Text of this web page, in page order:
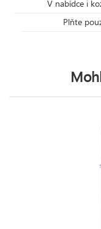
V nabídce i
Plňte